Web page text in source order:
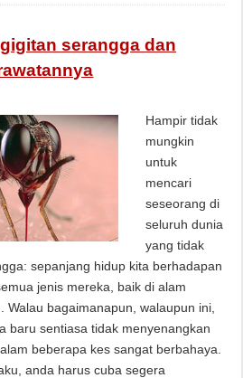
serangga dan
Hampir tidak
mungkin
untuk
mencari
seseorang di
seluruh dunia
yang tidak
sepanjang hidup kita berhadapan
jenis mereka, baik di alam
Walau bagaimanapun, walaupun ini,
baru sentiasa tidak menyenangkan
beberapa kes sangat berbahaya.
anda harus cuba segera